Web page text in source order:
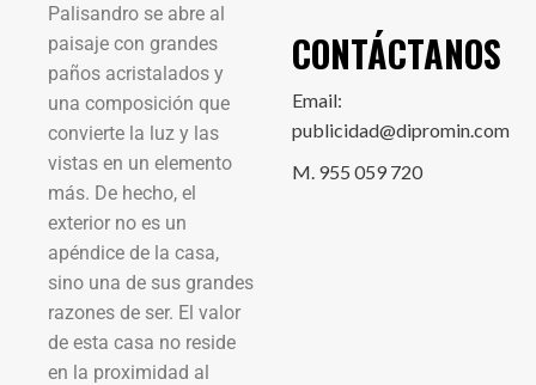
Palisandro se abre al
paisaje con grandes
paños acristalados y
una composición que
convierte la luz y las
vistas en un elemento
más. De hecho, el
exterior no es un
apéndice de la casa,
sino una de sus grandes
razones de ser. El valor
de esta casa no reside
en la proximidad al
CONTÁCTANOS
Email:
publicidad@dipromin.com
M. 955 059 720